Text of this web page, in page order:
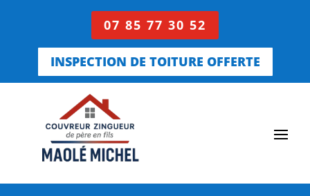
07 85 77 30 52
INSPECTION DE TOITURE OFFERTE